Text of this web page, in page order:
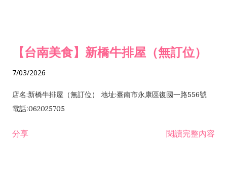
【台南美食】新橋牛排屋（無訂位）
7/03/2026
店名:新橋牛排屋（無訂位） 地址:臺南市永康區復國一路556號
電話:062025705
分享 閱讀完整內容